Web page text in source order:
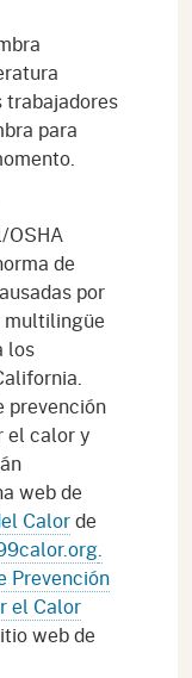
trabajadores
para
OSHA
de
por
multilingüe
los
prevención
el calor y
web de
Calorde
.
Prevención
el Calor
web de